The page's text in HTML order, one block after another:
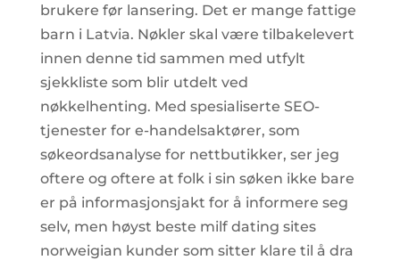
brukere før lansering. Det er mange fattige
barn i Latvia. Nøkler skal være tilbakelevert
innen denne tid sammen med utfylt
sjekkliste som blir utdelt ved
nøkkelhenting. Med spesialiserte SEO-
tjenester for e-handelsaktører, som
søkeordsanalyse for nettbutikker, ser jeg
oftere og oftere at folk i sin søken ikke bare
er på informasjonsjakt for å informere seg
selv, men høyst beste milf dating sites
norweigian kunder som sitter klare til å dra